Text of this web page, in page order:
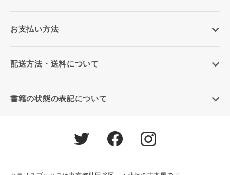
お支払い方法
配送方法・送料について
書籍の状態の表記について